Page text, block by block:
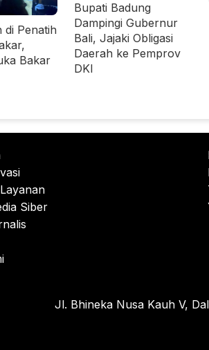
di Penatih
Bakar
Bupati Badung
Dampingi Gubernur
Bali, Jajaki Obligasi
Daerah ke Pemprov
DKI
Siber
Jl. Bhineka Nusa Kauh V,